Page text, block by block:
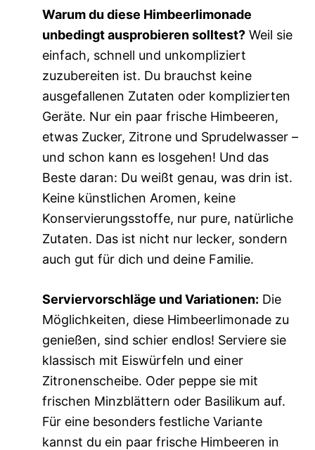
Warum du diese Himbeerlimonade
unbedingt ausprobieren solltest? Weil sie
einfach, schnell und unkompliziert
zuzubereiten ist. Du brauchst keine
ausgefallenen Zutaten oder komplizierten
Geräte. Nur ein paar frische Himbeeren,
etwas Zucker, Zitrone und Sprudelwasser –
und schon kann es losgehen! Und das
Beste daran: Du weißt genau, was drin ist.
Keine künstlichen Aromen, keine
Konservierungsstoffe, nur pure, natürliche
Zutaten. Das ist nicht nur lecker, sondern
auch gut für dich und deine Familie.
Serviervorschläge und Variationen: Die
Möglichkeiten, diese Himbeerlimonade zu
genießen, sind schier endlos! Serviere sie
klassisch mit Eiswürfeln und einer
Zitronenscheibe. Oder peppe sie mit
frischen Minzblättern oder Basilikum auf.
Für eine besonders festliche Variante
kannst du ein paar frische Himbeeren in